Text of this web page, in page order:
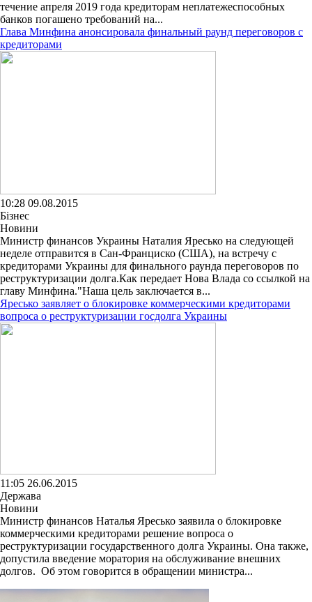
течение апреля 2019 года кредиторам неплатежеспособных
банков погашено требований на...
Глава Минфина анонсировала финальный раунд переговоров с
кредиторами
10:28 09.08.2015
Бізнес
Новини
Министр финансов Украины Наталия Яресько на следующей
неделе отправится в Сан-Франциско (США), на встречу с
кредиторами Украины для финального раунда переговоров по
реструктуризации долга.Как передает Нова Влада со ссылкой на
главу Минфина."Наша цель заключается в...
Яресько заявляет о блокировке коммерческими кредиторами
вопроса о реструктуризации госдолга Украины
11:05 26.06.2015
Держава
Новини
Министр финансов Наталья Яресько заявила о блокировке
коммерческими кредиторами решение вопроса о
реструктуризации государственного долга Украины. Она также,
допустила введение моратория на обслуживание внешних
долгов. Об этом говорится в обращении министра...